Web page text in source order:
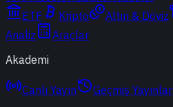
ETF
Kripto Altın & Döviz
Analiz
Araçlar
Akademi
Canlı Yayın Geçmiş Yayınlar